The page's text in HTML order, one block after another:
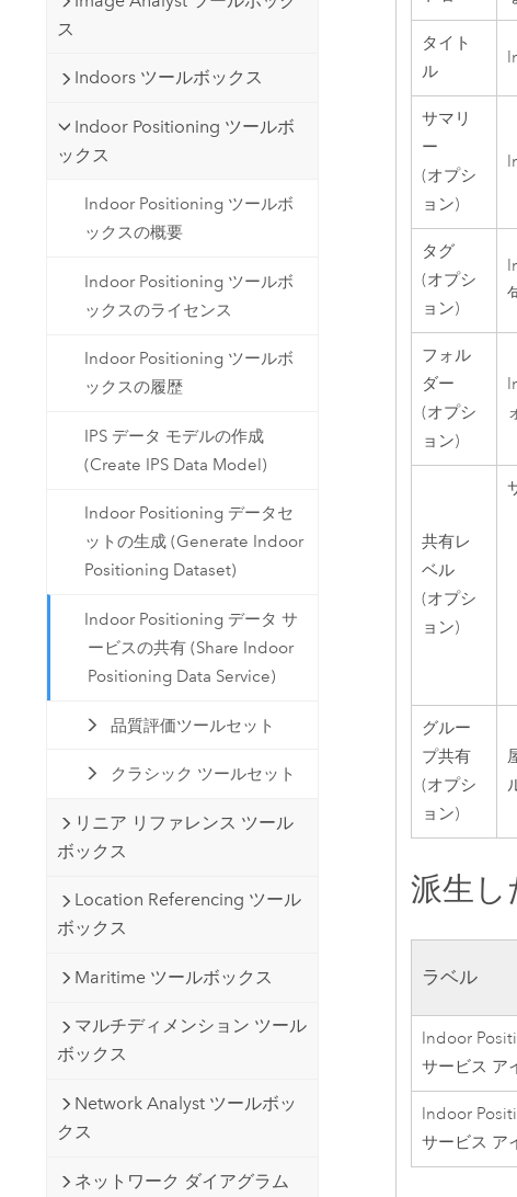
ス
Indoors ツールボックス
Indoor Positioning ツールボ
ックス
Indoor Positioning ツールボ
ックスの概要
Indoor Positioning ツールボ
ックスのライセンス
Indoor Positioning ツールボ
ックスの履歴
IPS データ モデルの作成
(Create IPS Data Model)
Indoor Positioning データセ
ットの生成 (Generate Indoor
Positioning Dataset)
Indoor Positioning データ サ
ービスの共有 (Share Indoor
Positioning Data Service)
品質評価ツールセット
クラシック ツールセット
リニア リファレンス ツール
ボックス
Location Referencing ツール
ボックス
Maritime ツールボックス
マルチディメンション ツール
ボックス
Network Analyst ツールボッ
クス
ネットワーク ダイアグラム
タイト
ル
サマリ
ー
(オプシ
ョン)
タグ
(オプシ
ョン)
フォル
ダー
(オプシ
ョン)
共有レ
ベル
(オプシ
ョン)
グルー
プ共有
(オプシ
ョン)
派生し
ラベル
Indoor
サービス ア
Indoor
サービス ア